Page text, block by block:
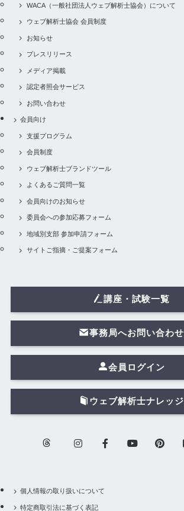
WACA（一般社団法人ウェブ解析士協会）について
ウェブ解析士協会 会員制度
お知らせ
プレスリリース
メディア掲載
認定者照会サービス
お問い合わせ
会員向け
支援プログラム
会員制度
ウェブ解析士ブランドツール
よくあるご質問一覧
会員向けのお知らせ
委員会への参加応募フォーム
地域別支部 参加申請フォーム
サイトご指摘・ご提案フォーム
講座・試験一覧
事務局へお問い合わせ
会員ログイン
ウェブ解析士ナレッジ
個人情報の取り扱いについて
特定商取引法に基づく表記